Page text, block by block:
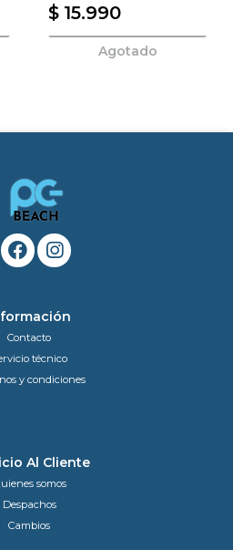
$ 15.990
Agotado
Contacto
técnico
y condiciones
Al Cliente
somos
Despachos
Cambios